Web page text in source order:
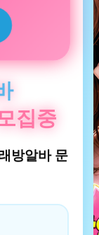
집중
방알바 문